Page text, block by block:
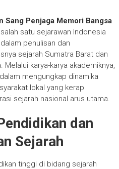
Sang Penjaga Memori Bangsa
satu sejarawan Indonesia
penulisan dan
sejarah Sumatra Barat dan
karya-karya akademiknya,
mengungkap dinamika
lokal yang kerap
sejarah nasional arus utama.
dan
Sejarah
tinggi di bidang sejarah